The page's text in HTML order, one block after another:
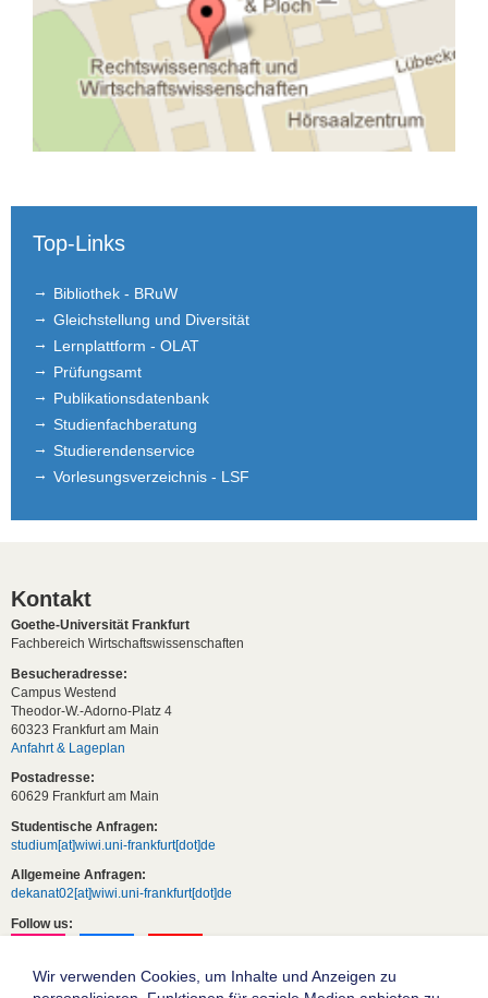
Top-Links
Bibliothek - BRuW
Gleichstellung und Diversität
Lernplattform - OLAT
Prüfungsamt
Publikationsdatenbank
Studienfachberatung
Studierendenservice
Vorlesungsverzeichnis - LSF
Kontakt
Goethe-Universität Frankfurt
Fachbereich Wirtschaftswissenschaften
Besucheradresse:
Campus Westend
Theodor-W.-Adorno-Platz 4
60323 Frankfurt am Main
Anfahrt & Lageplan
Postadresse:
60629 Frankfurt am Main
Studentische Anfragen:
studium[at]wiwi.uni-frankfurt[dot]de
Allgemeine Anfragen:
dekanat02[at]wiwi.uni-frankfurt[dot]de
Follow us:
Wir verwenden Cookies, um Inhalte und Anzeigen zu